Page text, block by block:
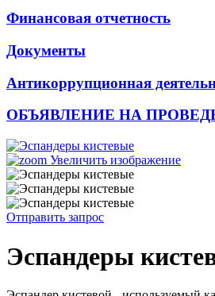
Финансовая отчетность
Документы
Антикоррупционная
ОБЪЯВЛЕНИЕ НА
Увеличить изображение
Отправить запрос
Эспандеры